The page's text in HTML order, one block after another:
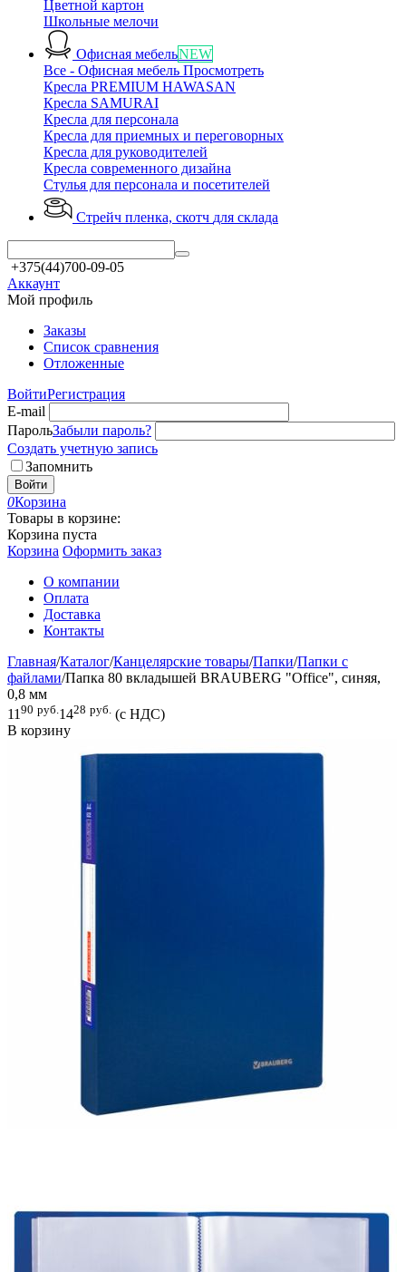
Цветной картон
Школьные мелочи
Офисная мебельNEW
Все - Офисная мебель Просмотреть
Кресла PREMIUM HAWASAN
Кресла SAMURAI
Кресла для персонала
Кресла для приемных и переговорных
Кресла для руководителей
Кресла современного дизайна
Стулья для персонала и посетителей
Стрейч пленка, скотч для склада
+375(44)700-09-05
Аккаунт
Мой профиль
Заказы
Список сравнения
Отложенные
ВойтиРегистрация
E-mail
ПарольЗабыли пароль?
Создать учетную запись
Запомнить
Войти
0Корзина
Товары в корзине:
Корзина пуста
Корзина Оформить заказ
О компании
Оплата
Доставка
Контакты
Главная/Каталог/Канцелярские товары/Папки/Папки с
файлами/Папка 80 вкладышей BRAUBERG "Office", синяя,
0,8 мм
11 90 руб.1428 руб. (с НДС)
В корзину